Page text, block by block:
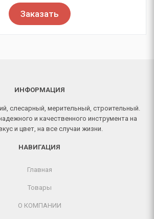
Заказать
ИНФОРМАЦИЯ
слесарный, мерительный, строительный.
и качественного инструмента на
и цвет, на все случаи жизни.
НАВИГАЦИЯ
Главная
Товары
О КОМПАНИИ